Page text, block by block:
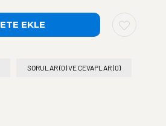
SORULAR (0) VE CEVAPLAR (0)